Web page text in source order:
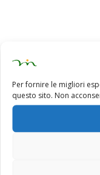
Per fornire le migliori
questo sito. Non